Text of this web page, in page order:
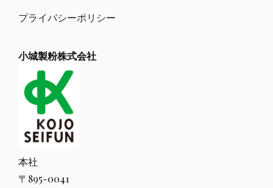
プライバシーポリシー
小城製粉株式会社
本社
〒895-0041